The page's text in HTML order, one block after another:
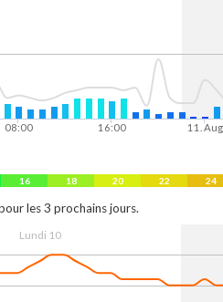
08:00 16:00 11. Aug
16 18 20 22 24
les 3 prochains jours.
Lundi 10